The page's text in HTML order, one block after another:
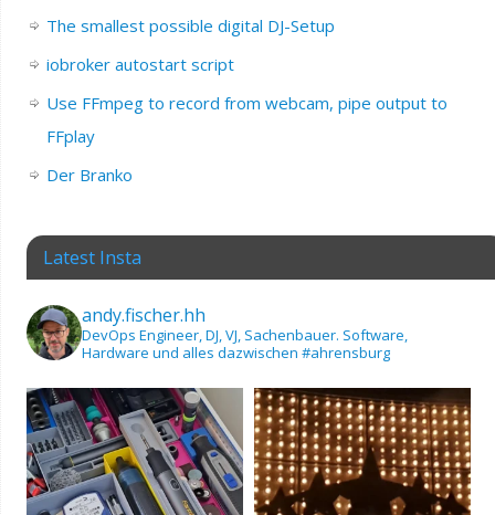
The smallest possible digital DJ-Setup
iobroker autostart script
Use FFmpeg to record from webcam, pipe output to
FFplay
Der Branko
Latest Insta
andy.fischer.hh
DevOps Engineer, DJ, VJ, Sachenbauer. Software,
Hardware und alles dazwischen #ahrensburg